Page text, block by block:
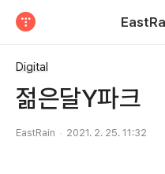
Digital
젊은달Y파크
EastRain 2021. 2. 25. 11:32